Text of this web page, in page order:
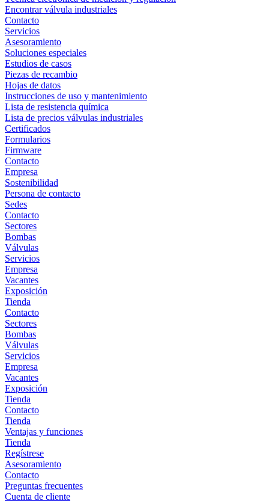
Encontrar válvula industriales
Contacto
Servicios
Asesoramiento
Soluciones especiales
Estudios de casos
Piezas de recambio
Hojas de datos
Instrucciones de uso y mantenimiento
Lista de resistencia química
Lista de precios válvulas industriales
Certificados
Formularios
Firmware
Contacto
Empresa
Sostenibilidad
Persona de contacto
Sedes
Contacto
Sectores
Bombas
Válvulas
Servicios
Empresa
Vacantes
Exposición
Tienda
Contacto
Sectores
Bombas
Válvulas
Servicios
Empresa
Vacantes
Exposición
Tienda
Contacto
Tienda
Ventajas y funciones
Tienda
Regístrese
Asesoramiento
Contacto
Preguntas frecuentes
Cuenta de cliente